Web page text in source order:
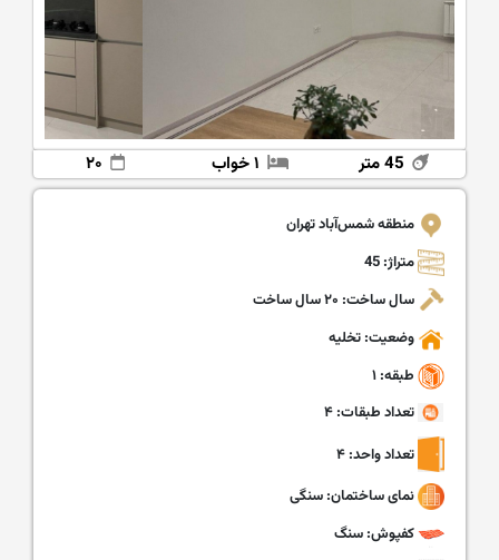
45 متر ۱ خواب ۲۰
منطقه شمس‌آباد تهران
متراژ: 45
سال ساخت: ۲۰ سال ساخت
وضعیت: تخلیه
طبقه: ۱
تعداد طبقات: ۴
تعداد واحد: ۴
نمای ساختمان: سنگی
کفپوش: سنگ